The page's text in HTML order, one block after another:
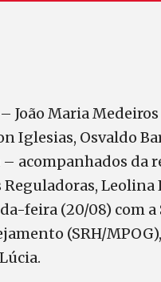
– João Maria
Iglesias, Osvaldo
acompanhados da
Leolina
feira (20/08) com a
(SRH/